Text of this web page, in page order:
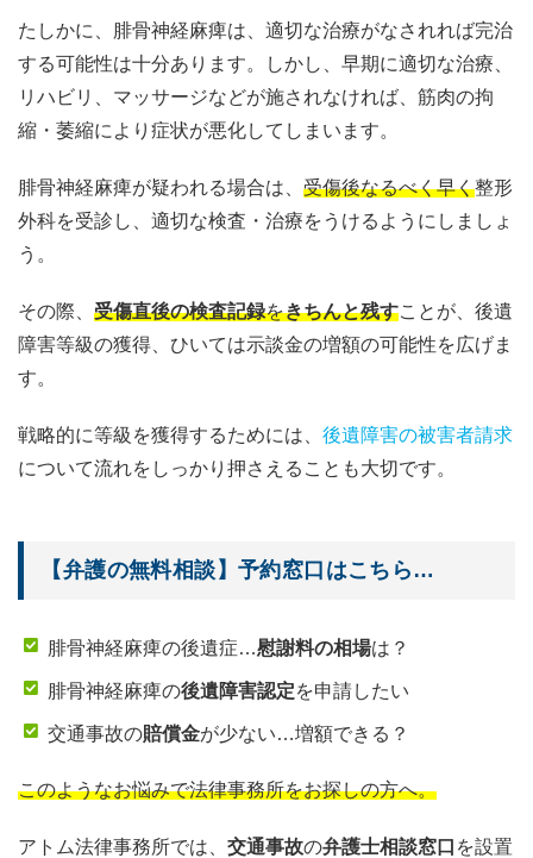
たしかに、腓骨神経麻痺は、適切な治療がなされれば完治
する可能性は十分あります。しかし、早期に適切な治療、
リハビリ、マッサージなどが施されなければ、筋肉の拘
縮・萎縮により症状が悪化してしまいます。
腓骨神経麻痺が疑われる場合は、 受傷後なるべく早く整形
外科を受診し、適切な検査・治療をうけるようにしましょ
う。
その際、 受傷直後の検査記録をきちんと残すことが、後遺
障害等級の獲得、ひいては示談金の増額の可能性を広げま
す。
戦略的に等級を獲得するためには、 後遺障害の被害者請求
について流れをしっかり押さえることも大切です。
【弁護の無料相談】予約窓口はこちら…
腓骨神経麻痺の後遺症…慰謝料の相場は？
腓骨神経麻痺の後遺障害認定を申請したい
交通事故の賠償金が少ない…増額できる？
このようなお悩みで法律事務所をお探しの方へ。
アトム法律事務所では、 交通事故の弁護士相談窓口 を設置